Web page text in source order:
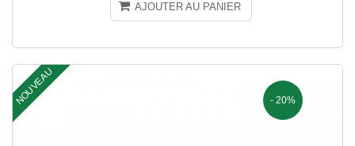
AJOUTER AU PANIER
- 20%
NOUVEAU